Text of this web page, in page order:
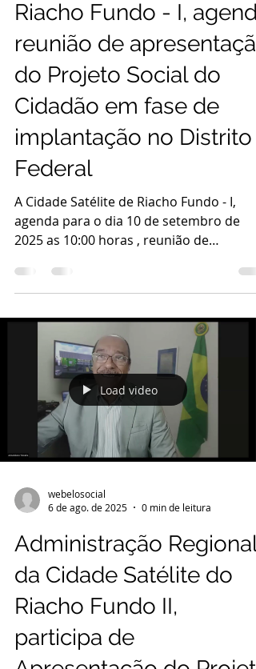
webelosocial
4 de set. de 2025
1 min de leitura
Cidade Satélite de
Riacho Fundo - I, agenda
reunião de apresentação
do Projeto Social do
Cidadão em fase de
implantação no Distrito
Federal
A Cidade Satélite de Riacho Fundo - I,
agenda para o dia 10 de setembro de
2025 as 10:00 horas , reunião de
apresentação do Projeto...
Load video
webelosocial
6 de ago. de 2025
0 min de leitura
Administração Regional
da Cidade Satélite do